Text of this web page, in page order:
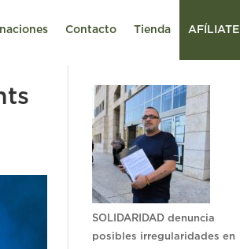
Contacto Tienda AFÍLIATE
SOLIDARIDAD denuncia
posibles irregularidades en